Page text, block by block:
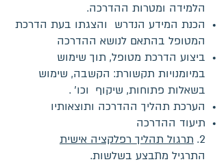
הלמידה ומטרות ההדרכה.
הכנת המידע הנדרש והצגתו בעת הדרכת
המטופל בהתאם לנושא ההדרכה
ביצוע הדרכת מטופל, תוך שימוש
במיומנויות תקשורת: הקשבה, שימוש
בשאלות פתוחות, שיקוף וכו' .
הערכת תהליך ההדרכה ותוצאותיו
תיעוד ההדרכה
2. תרגול תהליך רפלקציה אישית
התרגיל מתבצע בשלשות.